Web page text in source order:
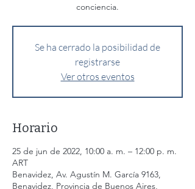
Se ha cerrado la posibilidad de
registrarse
Ver otros eventos
Horario
25 de jun de 2022, 10:00 a. m. – 12:00 p. m.
ART
Benavidez, Av. Agustín M. García 9163,
Benavidez, Provincia de Buenos Aires,